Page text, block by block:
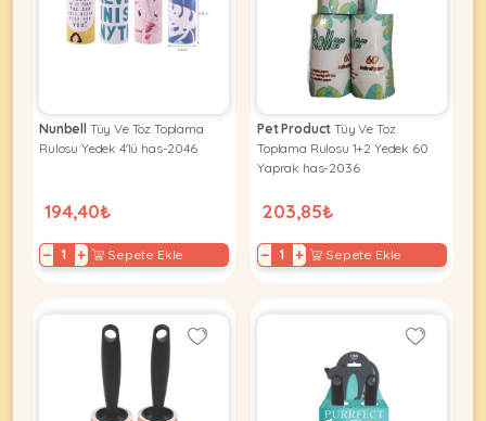
Ürünleri
Köpek
Ürünleri
Nunbell
Tüy Ve Toz Toplama
Rulosu Yedek 4'lü has-2046
194,40₺
− + Sepete Ekle
Pet Product Tüy Ve Toz
Toplama Rulosu 1+2 Yedek 60
Yaprak has-2036
203,85₺
− + Sepete Ekle